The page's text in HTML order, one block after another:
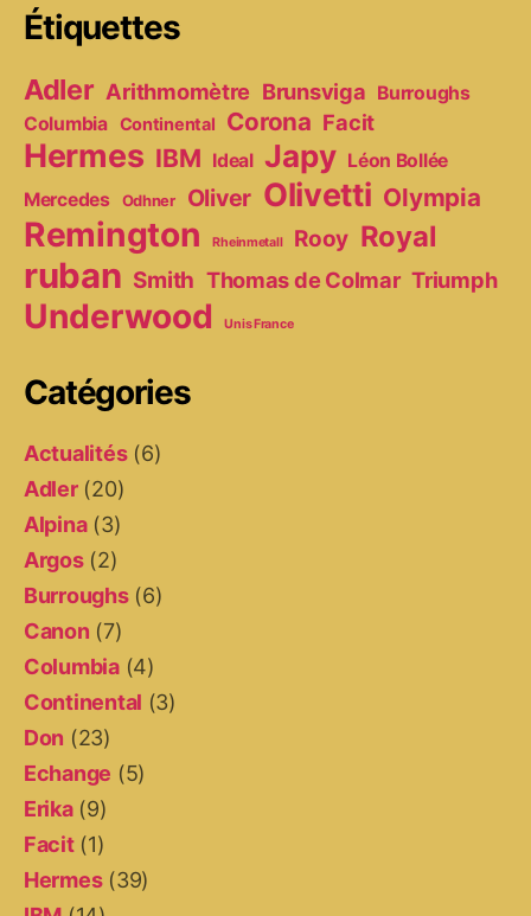
Étiquettes
Adler Arithmomètre Brunsviga Burroughs
Columbia Continental Corona Facit
Hermes IBM Ideal Japy Léon Bollée
Mercedes
Odhner Oliver Olivetti Olympia
Remington Rheinmetall Rooy Royal
ruban Smith Thomas de Colmar Triumph
Underwood Unis France
Catégories
Actualités(6)
Adler(20)
Alpina(3)
Argos(2)
Burroughs(6)
Canon (7)
Columbia(4)
Continental (3)
Don (23)
Echange (5)
Erika(9)
Facit(1)
Hermes(39)